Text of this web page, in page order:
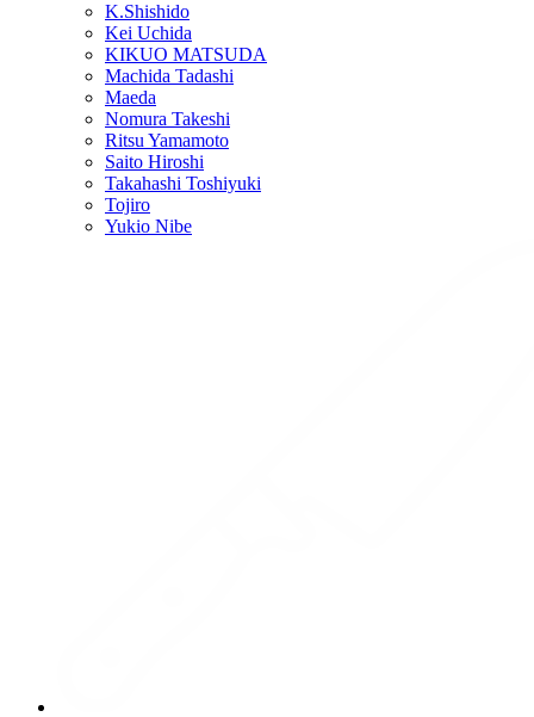
K.Shishido
Kei Uchida
KIKUO MATSUDA
Machida Tadashi
Maeda
Nomura Takeshi
Ritsu Yamamoto
Saito Hiroshi
Takahashi Toshiyuki
Tojiro
Yukio Nibe